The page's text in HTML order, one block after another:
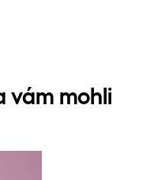
vám mohli